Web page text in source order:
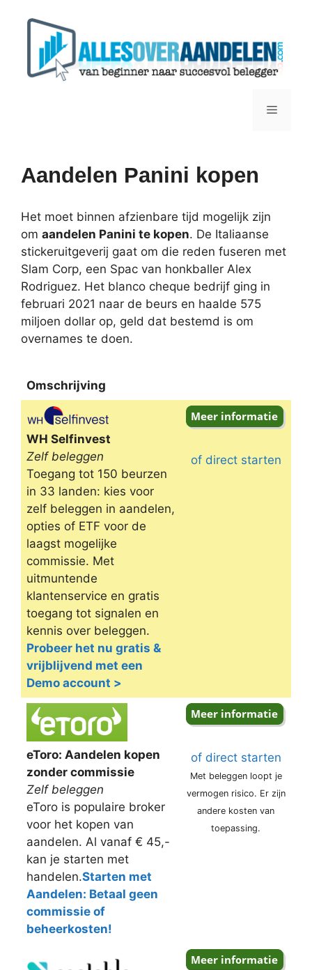
Menu
Aandelen Panini kopen
Het moet binnen afzienbare tijd mogelijk zijn
om aandelen Panini te kopen. De Italiaanse
stickeruitgeverij gaat om die reden fuseren met
Slam Corp, een Spac van honkballer Alex
Rodriguez. Het blanco cheque bedrijf ging in
februari 2021 naar de beurs en haalde 575
miljoen dollar op, geld dat bestemd is om
overnames te doen.
Omschrijving
Omschrijving
WH Selfinvest
Zelf beleggen
Toegang tot 150 beurzen
in 33 landen: kies voor
zelf beleggen in aandelen,
opties of ETF voor de
laagst mogelijke
commissie. Met
uitmuntende
klantenservice en gratis
toegang tot signalen en
kennis over beleggen.
Probeer het nu gratis &
vrijblijvend met een
Demo account >
of direct starten
eToro: Aandelen kopen
zonder commissie
Zelf beleggen
eToro is populaire broker
voor het kopen van
aandelen. Al vanaf € 45,-
kan je starten met
handelen.Starten met
Aandelen: Betaal geen
commissie of
beheerkosten!
of direct starten
Met beleggen loopt je
vermogen risico. Er zijn
andere kosten van
toepassing.